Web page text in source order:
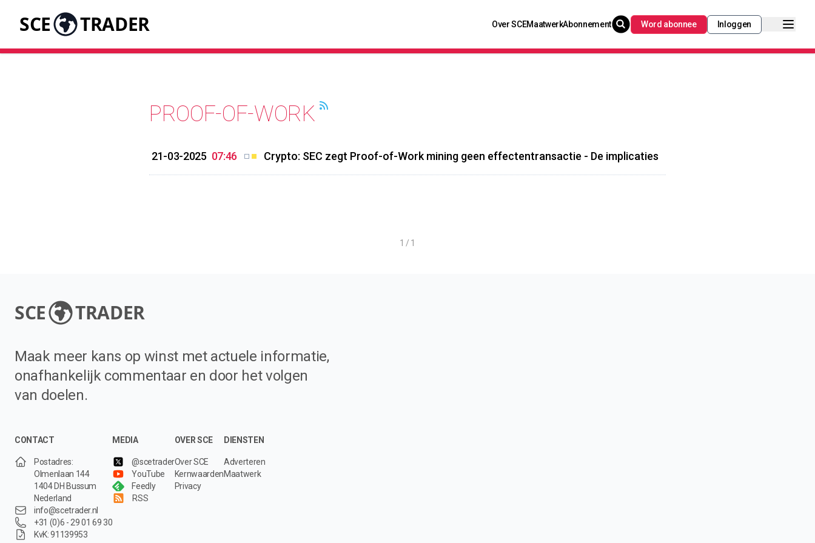
SCE TRADER Over SCEMaatwerkAbonnement Word abonnee Inloggen
PROOF-OF-WORK
21-03-2025 07:46 Crypto: SEC zegt Proof-of-Work mining geen effectentransactie - De implicaties
1 / 1
SCE TRADER
Maak meer kans op winst met actuele informatie,
onafhankelijk commentaar en door het volgen
van doelen.
CONTACT
Postadres:
Olmenlaan 144
1404 DH Bussum
Nederland
info@scetrader.nl
+31 (0)6 - 29 01 69 30
KvK: 91139953
MEDIA
@scetrader
YouTube
Feedly
RSS
OVER SCE
Over SCE
Kernwaarden
Privacy
DIENSTEN
Adverteren
Maatwerk